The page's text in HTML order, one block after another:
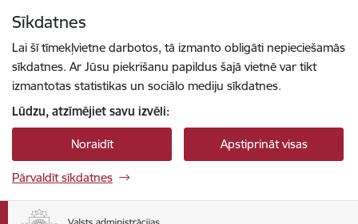
Sīkdatnes
Lai šī tīmekļvietne darbotos, tā izmanto obligāti nepieciešamās
sīkdatnes. Ar Jūsu piekrišanu papildus šajā vietnē var tikt
izmantotas statistikas un sociālo mediju sīkdatnes.
Lūdzu, atzīmējiet savu izvēli:
Noraidīt Apstiprināt visas
Pārvaldīt sīkdatnes